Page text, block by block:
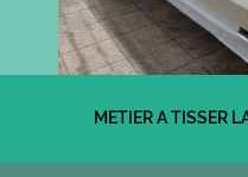
METIER A TISSER